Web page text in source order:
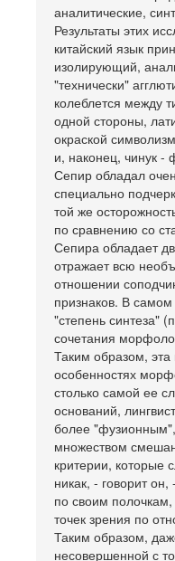
аналитические,
Результаты этих
китайский язык
изолирующий,
"технически"
колеблется между
одной стороны,
окраской
и, наконец, чинук -
Сепир обладал
специально
той же
по сравнению со
Сепира обладает
отражает всю
отношении
признаков. В
"степень синтеза"
сочетания
Таким образом,
особенностях
столько самой ее
оснований,
более
множеством
критерии, которые
никак, - говорит
по своим
точек зрения по
Таким образом,
несовершенной с